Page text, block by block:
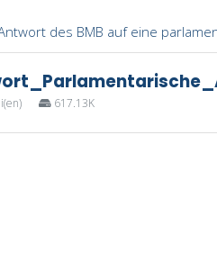
des BMB auf eine
617.13K